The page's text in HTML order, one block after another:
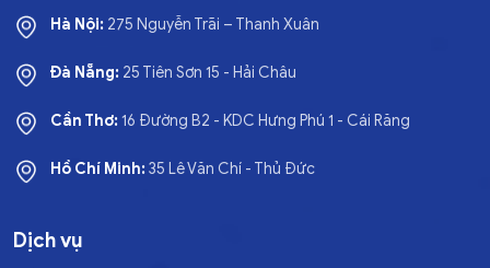
Hà Nội: 275 Nguyễn Trãi – Thanh Xuân
Đà Nẵng: 25 Tiên Sơn 15 - Hải Châu
Cần Thơ:16 Đường B2 - KDC Hưng Phú 1 - Cái Răng
Hồ Chí Minh:35 Lê Văn Chí - Thủ Đức
Dịch vụ